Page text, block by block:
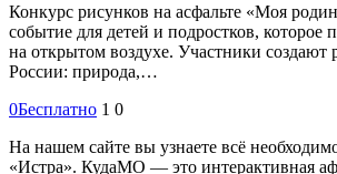
Конкурс рисунков на асфальте «Моя
событие для детей и подростков, которое
на открытом воздухе. Участники создают
России: природа,…
0Бесплатно 1 0
На нашем сайте вы узнаете всё
«Истра». КудаМО — это интерактивная